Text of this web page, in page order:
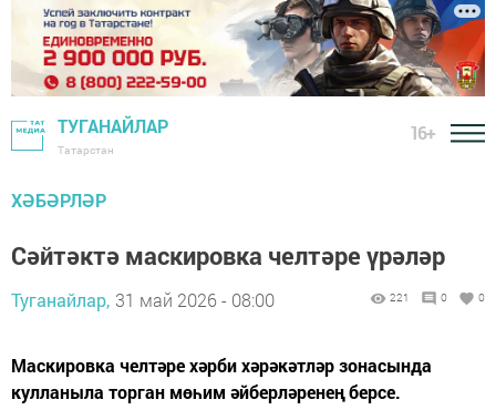
ТУГАНАЙЛАР
Татарстан
16+
ХӘБӘРЛӘР
Сәйтәктә маскировка челтәре үрәләр
Туганайлар, 31 май 2026 - 08:00 221 0 0
Маскировка челтәре хәрби хәрәкәтләр зонасында
кулланыла торган мөһим әйберләренең берсе.